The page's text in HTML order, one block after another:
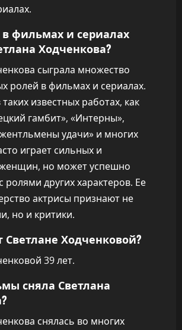
фильмах и сериалах
Ходченкова?
сыграла множество
ролей в фильмах и сериалах.
известных работах, как
гамбит», «Интерны»,
удачи» и многих
играет сильных и
но может успешно
ролями других характеров. Ее
актрисы признают не
но и критики.
Светлане Ходченковой?
39 лет.
сняла Светлана
снялась во многих